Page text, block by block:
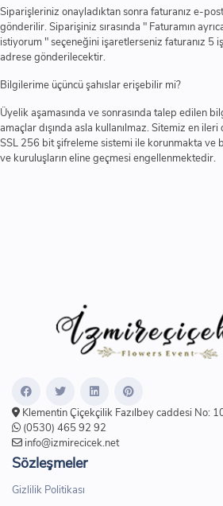
Siparişleriniz onayladıktan sonra faturanız e-
gönderilir. Siparişiniz sırasında " Faturamın
istiyorum " seçeneğini işaretlerseniz faturanız 5
adrese gönderilecektir.
Bilgilerime üçüncü şahıslar erişebilir mi?
Üyelik aşamasında ve sonrasında talep edilen
amaçlar dışında asla kullanılmaz. Sitemiz en
SSL 256 bit şifreleme sistemi ile korunmakta ve
ve kuruluşların eline geçmesi engellenmektedir.
Klementin Çiçekçilik Fazılbey caddesi No:
(0530) 465 92 92
info@izmirecicek.net
Sözleşmeler
Gizlilik Politikası